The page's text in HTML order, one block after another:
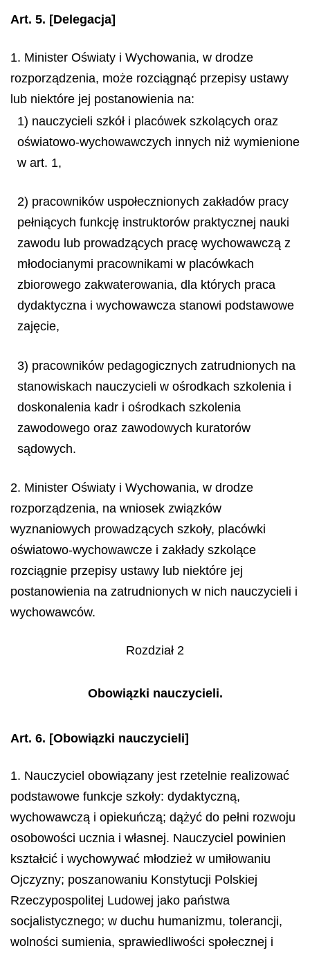
Art. 5. [Delegacja]
1. Minister Oświaty i Wychowania, w drodze
rozporządzenia, może rozciągnąć przepisy ustawy
lub niektóre jej postanowienia na:
1) nauczycieli szkół i placówek szkolących oraz
oświatowo-wychowawczych innych niż wymienione
w art. 1,
2) pracowników uspołecznionych zakładów pracy
pełniących funkcję instruktorów praktycznej nauki
zawodu lub prowadzących pracę wychowawczą z
młodocianymi pracownikami w placówkach
zbiorowego zakwaterowania, dla których praca
dydaktyczna i wychowawcza stanowi podstawowe
zajęcie,
3) pracowników pedagogicznych zatrudnionych na
stanowiskach nauczycieli w ośrodkach szkolenia i
doskonalenia kadr i ośrodkach szkolenia
zawodowego oraz zawodowych kuratorów
sądowych.
2. Minister Oświaty i Wychowania, w drodze
rozporządzenia, na wniosek związków
wyznaniowych prowadzących szkoły, placówki
oświatowo-wychowawcze i zakłady szkolące
rozciągnie przepisy ustawy lub niektóre jej
postanowienia na zatrudnionych w nich nauczycieli i
wychowawców.
Rozdział 2
Obowiązki nauczycieli.
Art. 6. [Obowiązki nauczycieli]
1. Nauczyciel obowiązany jest rzetelnie realizować
podstawowe funkcje szkoły: dydaktyczną,
wychowawczą i opiekuńczą; dążyć do pełni rozwoju
osobowości ucznia i własnej. Nauczyciel powinien
kształcić i wychowywać młodzież w umiłowaniu
Ojczyzny; poszanowaniu Konstytucji Polskiej
Rzeczypospolitej Ludowej jako państwa
socjalistycznego; w duchu humanizmu, tolerancji,
wolności sumienia, sprawiedliwości społecznej i